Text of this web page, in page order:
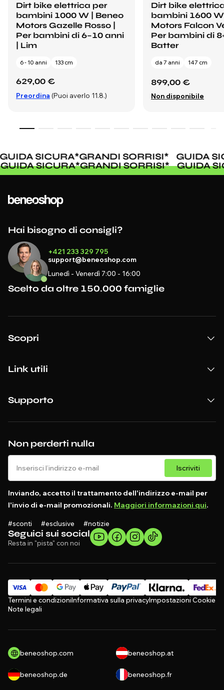
Dirt bike elettrica per
bambini 1000 W | Beneo
Motors Gazelle Rosso |
Per bambini di 6–10 anni
| Lim
6 - 10 anni 133 cm
629,00 €
Preordina (Puoi averlo 11.8.)
Dirt bike
bambini 1600
Motors Falcon
Per bambini di
Batter
da 7 anni 147 cm
899,00 €
Non disponibile
SICURA*GRANDI SORRISI*
GUIDA
GUIDA SICURA*GRANDI SORRISI* GUIDA
Seguici sui social
Resta in "pista" con noi
Non perderti nulla
Iscriviti
Inviando, accetto il trattamento dell'indirizzo e-mail per
l'invio di e-mail promozionali. Maggiori informazioni qui.
#sconti #esclusive #notizie
Hai bisogno di consigli?
+421 233 329 795
support@beneoshop.com
Lunedì - Venerdì 7:00 - 16:00
Scelto da oltre 150.000 famiglie
Scopri
Link utili
Supporto
Termini e condizioniInformativa sulla privacyImpostazioni Cookie
Note legali
beneoshop.com beneoshop.at
beneoshop.de beneoshop.fr